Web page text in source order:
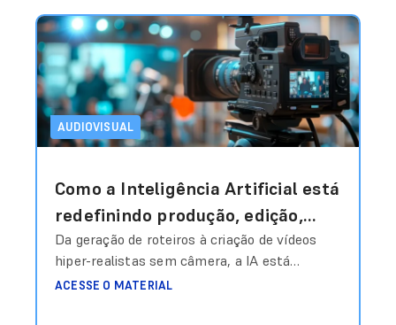
AUDIOVISUAL
Como a Inteligência Artificial está
redefinindo produção, edição,
personalização e escala em vídeo
e áudio?
Da geração de roteiros à criação de vídeos
hiper-realistas sem câmera, a IA está
transformando o audiovisual em um sistema
ACESSE O MATERIAL